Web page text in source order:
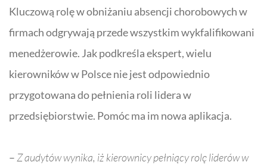
Kluczową rolę w obniżaniu absencji chorobowych w
firmach odgrywają przede wszystkim wykfalifikowani
menedżerowie. Jak podkreśla ekspert, wielu
kierowników w Polsce nie jest odpowiednio
przygotowana do pełnienia roli lidera w
przedsiębiorstwie. Pomóc ma im nowa aplikacja.
– Z audytów wynika, iż kierownicy pełniący rolę liderów w